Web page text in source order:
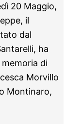
20 Maggio,
il
dal
ha
di
Morvillo
Montinaro,